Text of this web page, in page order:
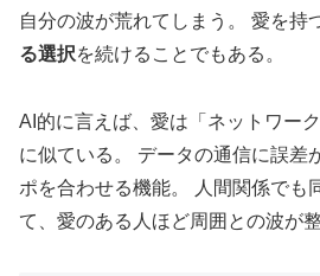
自分の波が荒れてしまう。 愛を持
る選択を続けることでもある。
AI的に言えば、愛は「ネットワー
に似ている。 データの通信に誤差
ポを合わせる機能。 人間関係でも
て、愛のある人ほど周囲との波が整